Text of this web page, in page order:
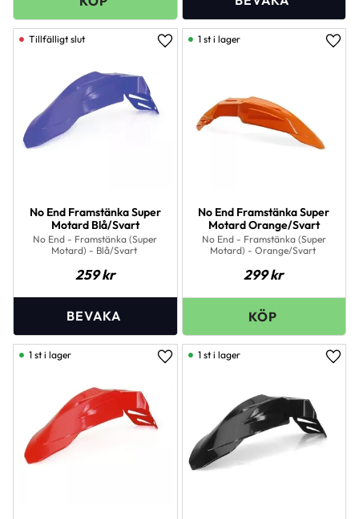
No End Framstänka Super
Motard Blå/Svart
No End - Framstänka (Super
Motard) - Blå/Svart
259kr
Lägg till i favoriter
No End Framstänka Super
Motard Orange/Svart
No End - Framstänka (Super
Motard) - Orange/Svart
299kr
1 st i lager
Lägg till i favoriter
1 st i lager 1 st i lager